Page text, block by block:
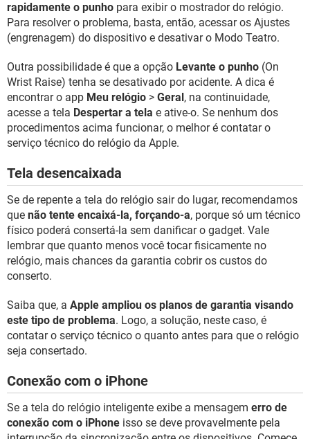
rapidamente o punho para exibir o mostrador do relógio.
Para resolver o problema, basta, então, acessar os Ajustes
(engrenagem) do dispositivo e desativar o Modo Teatro.
Outra possibilidade é que a opção Levante o punho (On
Wrist Raise) tenha se desativado por acidente. A dica é
encontrar o app Meu relógio > Geral, na continuidade,
acesse a tela Despertar a tela e ative-o. Se nenhum dos
procedimentos acima funcionar, o melhor é contatar o
serviço técnico do relógio da Apple.
Tela desencaixada
Se de repente a tela do relógio sair do lugar, recomendamos
que não tente encaixá-la, forçando-a, porque só um técnico
físico poderá consertá-la sem danificar o gadget. Vale
lembrar que quanto menos você tocar fisicamente no
relógio, mais chances da garantia cobrir os custos do
conserto.
Saiba que, a Apple ampliou os planos de garantia visando
este tipo de problema. Logo, a solução, neste caso, é
contatar o serviço técnico o quanto antes para que o relógio
seja consertado.
Conexão com o iPhone
Se a tela do relógio inteligente exibe a mensagem erro de
conexão com o iPhone isso se deve provavelmente pela